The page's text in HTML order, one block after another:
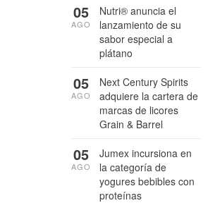
Nutri® anuncia el
lanzamiento de su
sabor especial a
plátano
05
AGO
Next Century Spirits
adquiere la cartera de
marcas de licores
Grain & Barrel
05
AGO
Jumex incursiona en
la categoría de
yogures bebibles con
proteínas
05
AGO